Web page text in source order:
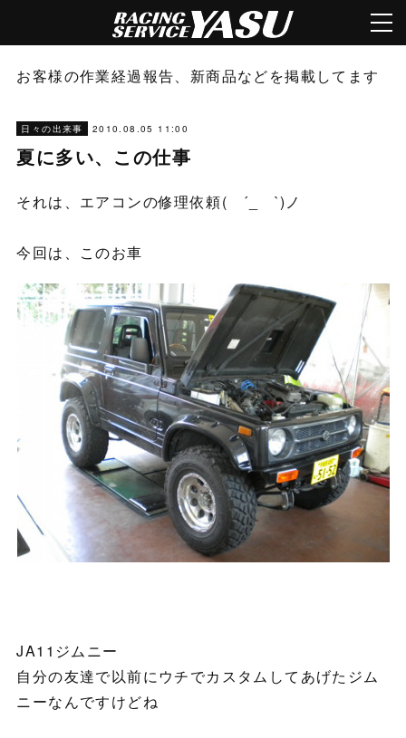
お客様の作業経過報告、新商品などを掲載してます
日々の出来事 2010.08.05 11:00
夏に多い、この仕事
それは、エアコンの修理依頼( ´_ゝ`)ノ
今回は、このお車
JA11ジムニー
自分の友達で以前にウチでカスタムしてあげたジム
ニーなんですけどね